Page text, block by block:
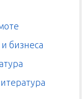
бизнеса